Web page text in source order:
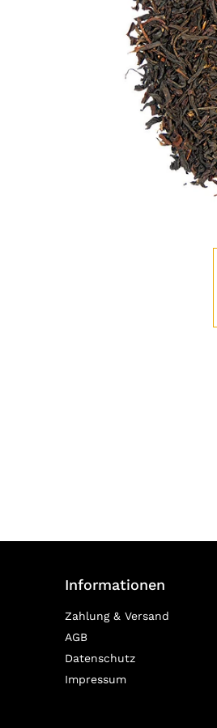
Informationen
Zahlung & Versand
AGB
Datenschutz
Impressum